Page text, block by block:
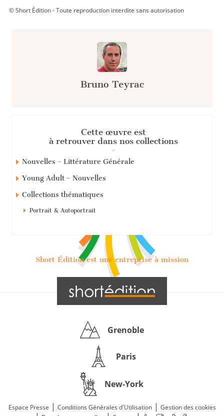
Bruno Teyrac
Cette œuvre est
à retrouver dans nos collections
Nouvelles - Littérature Générale
Young Adult - Nouvelles
Collections thématiques
Portrait & Autoportrait
© Short Édition - Toute reproduction interdite sans autorisation
Short Édition est une entreprise à mission
Grenoble
Paris
New-York
Espace Presse | Conditions Générales d'Utilisation| Gestion des cookies